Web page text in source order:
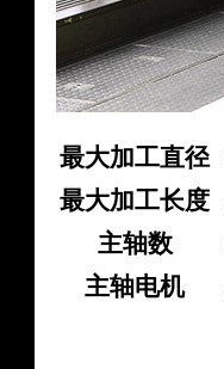
最大加工直径
最大加工长度
主轴数
主轴电机